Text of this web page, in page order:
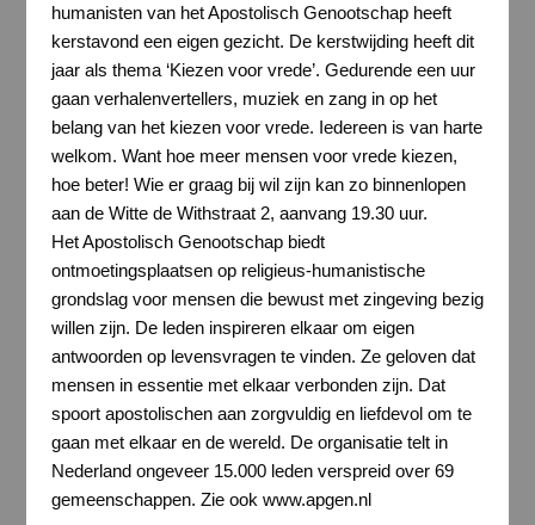
humanisten van het Apostolisch Genootschap heeft
kerstavond een eigen gezicht. De kerstwijding heeft dit
jaar als thema ‘Kiezen voor vrede’. Gedurende een uur
gaan verhalenvertellers, muziek en zang in op het
belang van het kiezen voor vrede. Iedereen is van harte
welkom. Want hoe meer mensen voor vrede kiezen,
hoe beter! Wie er graag bij wil zijn kan zo binnenlopen
aan de Witte de Withstraat 2, aanvang 19.30 uur.
Het Apostolisch Genootschap biedt
ontmoetingsplaatsen op religieus-humanistische
grondslag voor mensen die bewust met zingeving bezig
willen zijn. De leden inspireren elkaar om eigen
antwoorden op levensvragen te vinden. Ze geloven dat
mensen in essentie met elkaar verbonden zijn. Dat
spoort apostolischen aan zorgvuldig en liefdevol om te
gaan met elkaar en de wereld. De organisatie telt in
Nederland ongeveer 15.000 leden verspreid over 69
gemeenschappen. Zie ook www.apgen.nl